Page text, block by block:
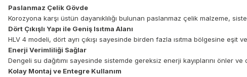
Paslanmaz Çelik Gövde
Korozyona karşı üstün dayanıklılığı bulunan paslanmaz çelik malzeme,
Dört Çıkışlı Yapı ile Geniş Isıtma Alanı
HLV 4 modeli, dört ayrı çıkışı sayesinde birden fazla ısıtma bölgesine eşit
Enerji Verimliliği Sağlar
Dengeli su dağıtımı sayesinde sistemde gereksiz enerji kayıplarını önler
Kolay Montaj ve Entegre Kullanım